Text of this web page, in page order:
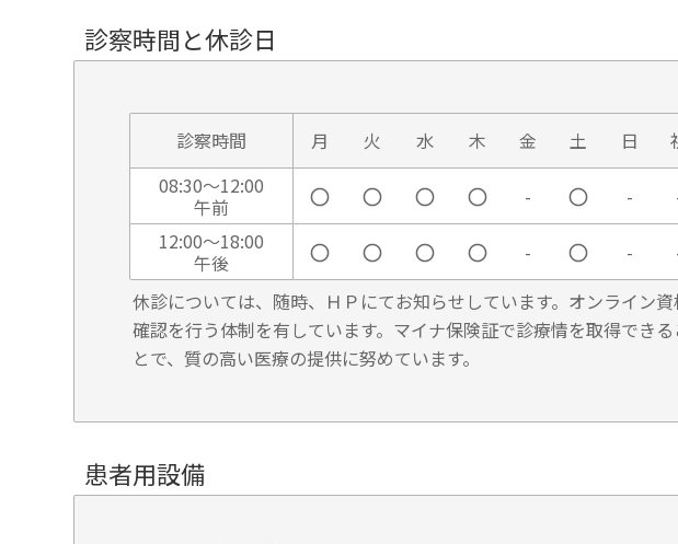
診察時間と休診日
休診については、随時、ＨＰにてお知らせしています。オンライン
確認を行う体制を有しています。マイナ保険証で診療情を取得できる
とで、質の高い医療の提供に努めています。
診察時間 月 火 水 木 金 土 日
08:30～12:00
午前
- -
12:00～18:00
午後
- -
患者用設備